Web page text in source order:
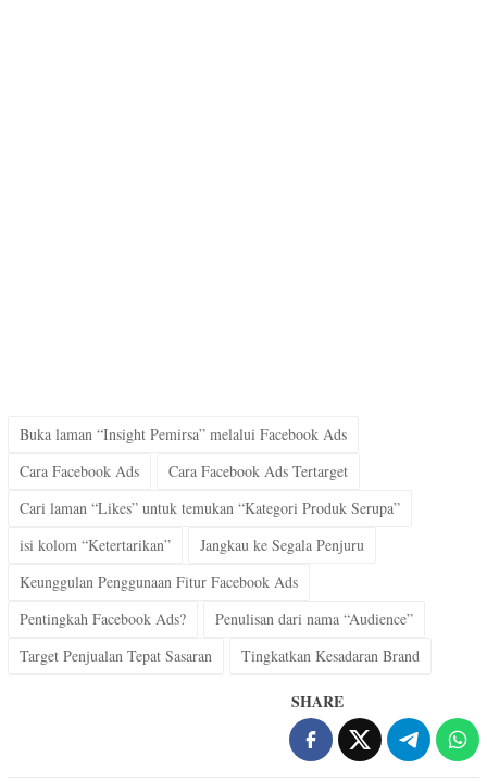
Buka laman “Insight Pemirsa” melalui Facebook Ads
Cara Facebook Ads
Cara Facebook Ads Tertarget
Cari laman “Likes” untuk temukan “Kategori Produk Serupa”
isi kolom “Ketertarikan”
Jangkau ke Segala Penjuru
Keunggulan Penggunaan Fitur Facebook Ads
Pentingkah Facebook Ads?
Penulisan dari nama “Audience”
Target Penjualan Tepat Sasaran
Tingkatkan Kesadaran Brand
SHARE